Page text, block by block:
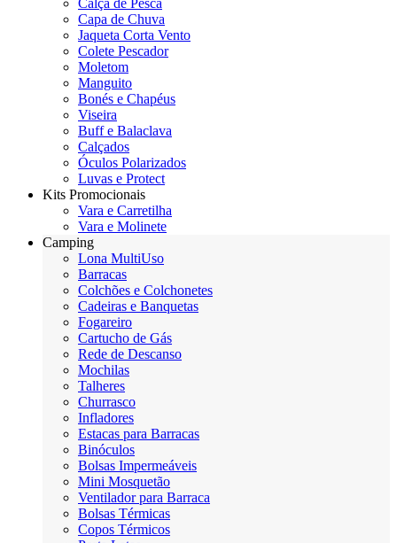
Calça de Pesca
Capa de Chuva
Jaqueta Corta Vento
Colete Pescador
Moletom
Manguito
Bonés e Chapéus
Viseira
Buff e Balaclava
Calçados
Óculos Polarizados
Luvas e Protect
Kits Promocionais
Vara e Carretilha
Vara e Molinete
Camping
Lona MultiUso
Barracas
Colchões e Colchonetes
Cadeiras e Banquetas
Fogareiro
Cartucho de Gás
Rede de Descanso
Mochilas
Talheres
Churrasco
Infladores
Estacas para Barracas
Binóculos
Bolsas Impermeáveis
Mini Mosquetão
Ventilador para Barraca
Bolsas Térmicas
Copos Térmicos